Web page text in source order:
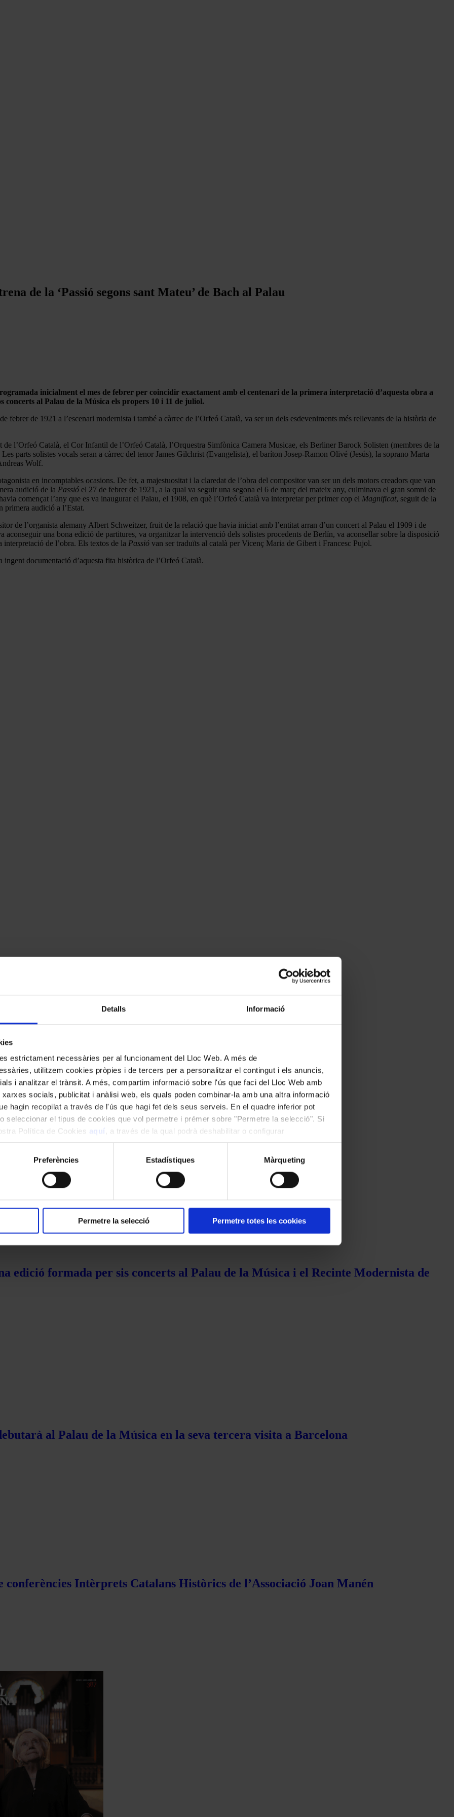
Detalls Informació
estrictament necessàries per al funcionament del Lloc Web. A més de
utilitzem cookies pròpies i de tercers per a personalitzar el contingut i els anuncis,
i analitzar el trànsit. A més, compartim informació sobre l'ús que faci del Lloc Web amb
socials, publicitat i anàlisi web, els quals poden combinar-la amb una altra informació
hagin recopilat a través de l'ús que hagi fet dels seus serveis. En el quadre inferior pot
seleccionar el tipus de cookies que vol permetre i prémer sobre "Permetre la selecció". Si
Política de Cookies aquí
, a través de la qual podrà deshabilitar o configurar
Preferències Estadístiques Màrqueting
Permetre la selecció Permetre totes les cookies
de la ‘Passió segons sant Mateu’ de Bach al Palau
inicialment el mes de febrer per coincidir exactament amb el centenari de la primera interpretació d’aquesta obra a
al Palau de la Música els propers 10 i 11 de juliol.
febrer de 1921 a l’escenari modernista i també a càrrec de l’Orfeó Català, va ser un dels esdeveniments més rellevants de la història de
l’Orfeó Català, el Cor Infantil de l’Orfeó Català, l’Orquestra Simfònica Camera Musicae, els Berliner Barock Solisten (membres de la
parts solistes vocals seran a càrrec del tenor James Gilchrist (Evangelista), el baríton Josep-Ramon Olivé (Jesús), la soprano Marta
Wolf.
en incomptables ocasions. De fet, a majestuositat i la claredat de l’obra del compositor van ser un dels motors creadors que van
audició de la Passió el 27 de febrer de 1921, a la qual va seguir una segona el 6 de març del mateix any, culminava el gran somni de
començat l’any que es va inaugurar el Palau, el 1908, en què l’Orfeó Català va interpretar per primer cop el Magnificat, seguit de la
primera audició a l’Estat.
de l’organista alemany Albert Schweitzer, fruit de la relació que havia iniciat amb l’entitat arran d’un concert al Palau el 1909 i de
una bona edició de partitures, va organitzar la intervenció dels solistes procedents de Berlín, va aconsellar sobre la disposició
de l’obra. Els textos de la Passió van ser traduïts al català per Vicenç Maria de Gibert i Francesc Pujol.
ingent documentació d’aquesta fita històrica de l’Orfeó Català.
edició formada per sis concerts al Palau de la Música i el Recinte Modernista de
al Palau de la Música en la seva tercera visita a Barcelona
conferències Intèrprets Catalans Històrics de l’Associació Joan Manén